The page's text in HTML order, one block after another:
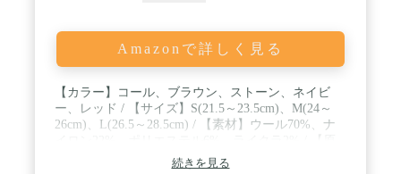
Amazonで詳しく見る
【カラー】コール、ブラウン、ストーン、ネイビ
ー、レッド / 【サイズ】S(21.5～23.5cm)、M(24～
26cm)、L(26.5～28.5cm) / 【素材】ウール70%、ナ
産国】U.S.A / 【機能】保温、消臭、湿度調整、ク
続きを見る